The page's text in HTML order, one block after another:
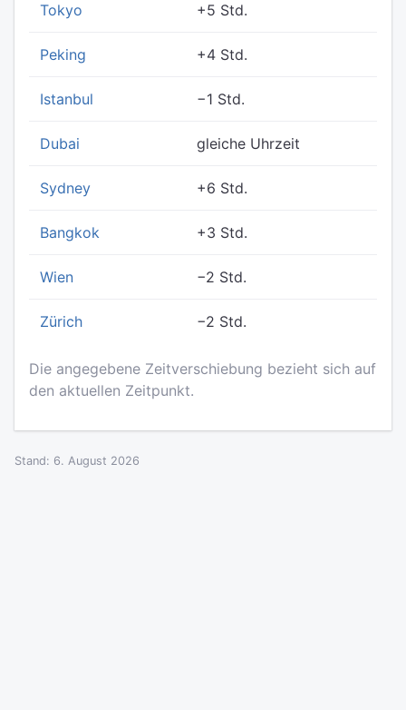
Tokyo +5 Std.
Peking +4 Std.
Istanbul −1 Std.
Dubai gleiche Uhrzeit
Sydney +6 Std.
Bangkok +3 Std.
Wien −2 Std.
Zürich −2 Std.
Die angegebene Zeitverschiebung bezieht sich auf
den aktuellen Zeitpunkt.
Stand: 6. August 2026